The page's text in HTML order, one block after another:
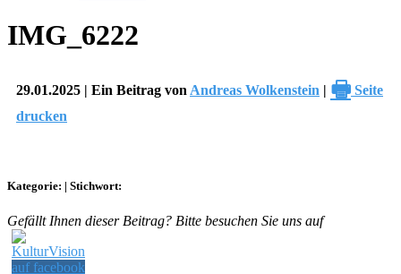
IMG_6222
29.01.2025 | Ein Beitrag von Andreas Wolkenstein | 🖶 Seite
drucken
Kategorie: | Stichwort:
Gefällt Ihnen dieser Beitrag? Bitte besuchen Sie uns auf